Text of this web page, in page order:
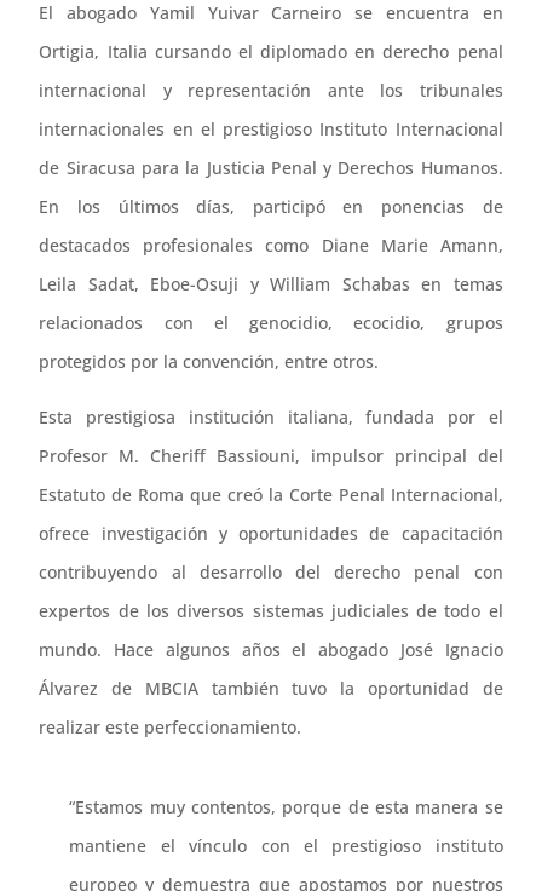
El abogado Yamil Yuivar Carneiro se encuentra en
Ortigia, Italia cursando el diplomado en derecho penal
internacional y representación ante los tribunales
internacionales en el prestigioso Instituto Internacional
de Siracusa para la Justicia Penal y Derechos Humanos.
En los últimos días, participó en ponencias de
destacados profesionales como Diane Marie Amann,
Leila Sadat, Eboe-Osuji y William Schabas en temas
relacionados con el genocidio, ecocidio, grupos
protegidos por la convención, entre otros.
Esta prestigiosa institución italiana, fundada por el
Profesor M. Cheriff Bassiouni, impulsor principal del
Estatuto de Roma que creó la Corte Penal Internacional,
ofrece investigación y oportunidades de capacitación
contribuyendo al desarrollo del derecho penal con
expertos de los diversos sistemas judiciales de todo el
mundo. Hace algunos años el abogado José Ignacio
Álvarez de MBCIA también tuvo la oportunidad de
realizar este perfeccionamiento.
“Estamos muy contentos, porque de esta manera se
mantiene el vínculo con el prestigioso instituto
europeo y demuestra que apostamos por nuestros